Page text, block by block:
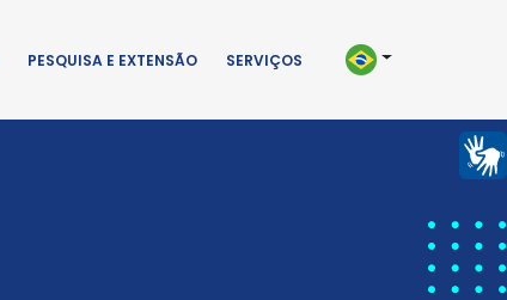
PESQUISA E EXTENSÃO SERVIÇOS